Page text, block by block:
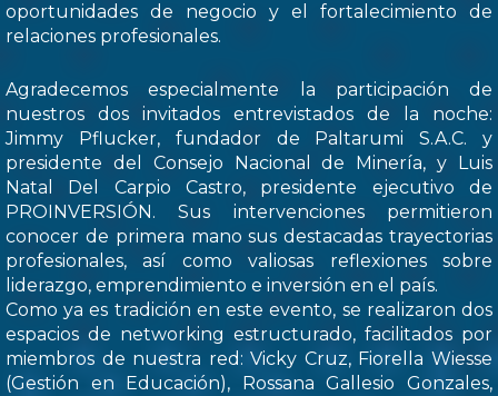
oportunidades de negocio y el fortalecimiento de
relaciones profesionales.
Agradecemos especialmente la participación de
nuestros dos invitados entrevistados de la noche:
Jimmy Pflucker, fundador de Paltarumi S.A.C. y
presidente del Consejo Nacional de Minería, y Luis
Natal Del Carpio Castro, presidente ejecutivo de
PROINVERSIÓN. Sus intervenciones permitieron
conocer de primera mano sus destacadas trayectorias
profesionales, así como valiosas reflexiones sobre
liderazgo, emprendimiento e inversión en el país.
Como ya es tradición en este evento, se realizaron dos
espacios de networking estructurado, facilitados por
miembros de nuestra red: Vicky Cruz, Fiorella Wiesse
(Gestión en Educación), Rossana Gallesio Gonzales,